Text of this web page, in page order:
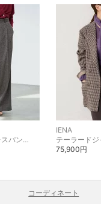
スラックス・ドレスパンツ
IENA
75,900円
コーディネート